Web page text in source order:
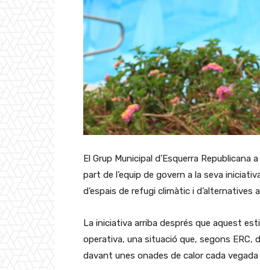
El Grup Municipal d’Esquerra
part de l’equip de govern a la seva
d’espais de refugi climàtic i
La iniciativa arriba després que aquest
operativa, una situació que, segons ERC,
davant unes onades de calor cada